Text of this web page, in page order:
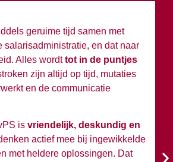
geruime tijd samen met
salarisadministratie, en dat naar
Alles wordttot in de puntjes
zijn altijd op tijd, mutaties
en de communicatie
is vriendelijk, deskundig en
actief mee bij ingewikkelde
met heldere oplossingen. Dat